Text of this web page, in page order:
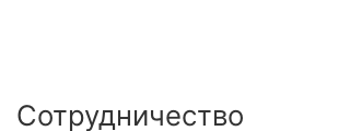
Сотрудничество